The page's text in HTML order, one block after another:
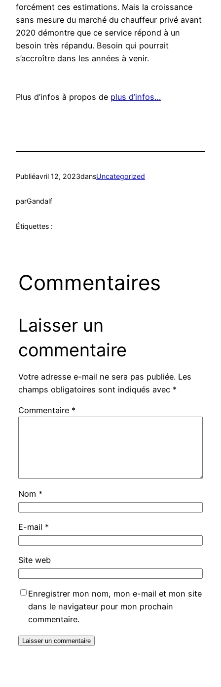
forcément ces estimations. Mais la croissance
sans mesure du marché du chauffeur privé avant
2020 démontre que ce service répond à un
besoin très répandu. Besoin qui pourrait
s’accroître dans les années à venir.
Plus d’infos à propos de plus d’infos…
Publiéavril 12, 2023dansUncategorized
parGandalf
Étiquettes :
Commentaires
Laisser un
commentaire
Votre adresse e-mail ne sera pas publiée. Les
champs obligatoires sont indiqués avec *
Commentaire *
Nom *
E-mail *
Site web
Enregistrer mon nom, mon e-mail et mon site
dans le navigateur pour mon prochain
commentaire.